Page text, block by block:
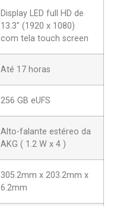
Display LED full HD de
13.3″ (1920 x 1080)
com tela touch screen
Até 17 horas
256 GB eUFS
Alto-falante estéreo da
AKG ( 1.2 W x 4 )
305.2mm x 203.2mm x
6.2mm